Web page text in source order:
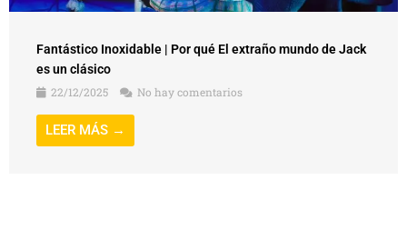
Fantástico Inoxidable | Por qué El extraño mundo de Jack
es un clásico
22/12/2025
No hay comentarios
LEER MÁS →